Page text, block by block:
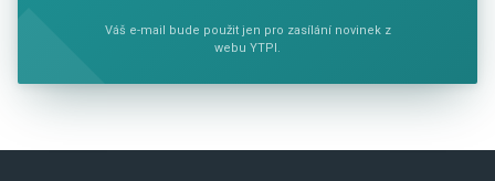
Váš e-mail bude použit jen pro zasílání novinek z
webu YTPI.